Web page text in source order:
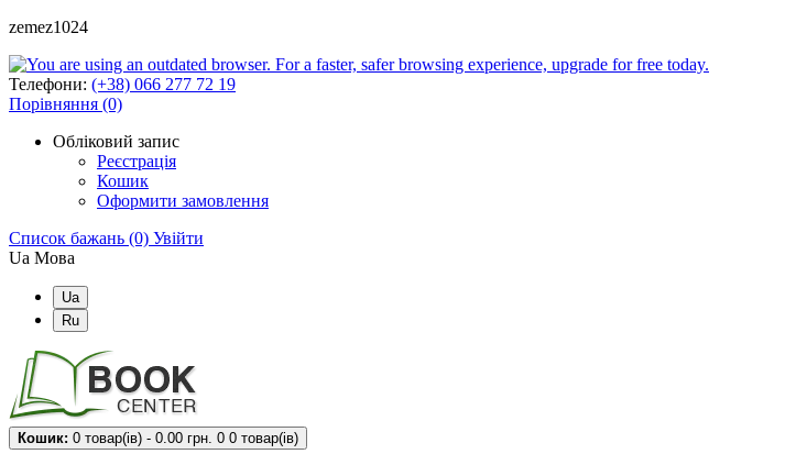
zemez1024
Телефони: (+38) 066 277 72 19
Порівняння (0)
Обліковий запис
Реєстрація
Кошик
Оформити замовлення
Список бажань (0) Увійти
Ua Мова
Ua
Ru
Кошик: 0 товар(ів) - 0.00 грн. 0 0 товар(ів)